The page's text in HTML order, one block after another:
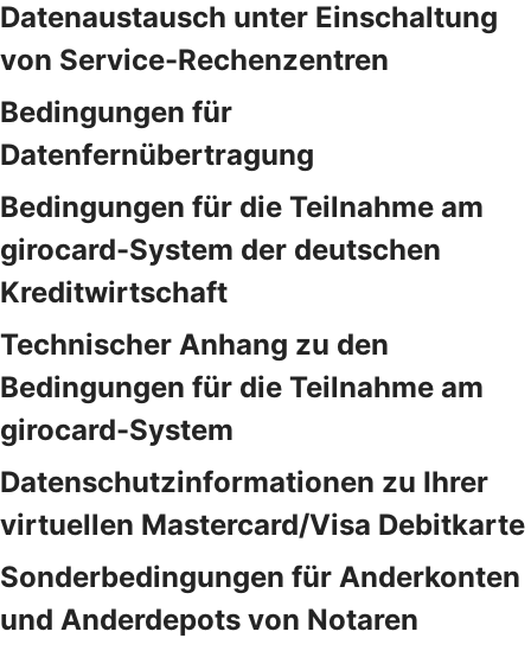
Datenaustausch unter Einschaltung
von Service-Rechenzentren
Bedingungen für
Datenfernübertragung
Bedingungen für die Teilnahme am
girocard-System der deutschen
Kreditwirtschaft
Technischer Anhang zu den
Bedingungen für die Teilnahme am
girocard-System
Datenschutzinformationen zu Ihrer
virtuellen Mastercard/Visa Debitkarte
Sonderbedingungen für Anderkonten
und Anderdepots von Notaren